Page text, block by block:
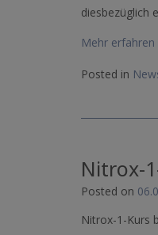
diesbezüglich
Mehr erfahren
Posted in
Nitrox-
Posted on
Nitrox-1-Kurs